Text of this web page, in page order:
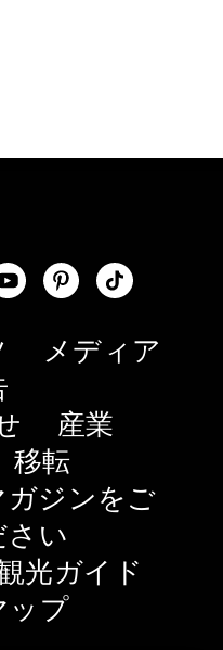
メディア
産業
移転
ガジンをご
さい
光ガイド
ップ